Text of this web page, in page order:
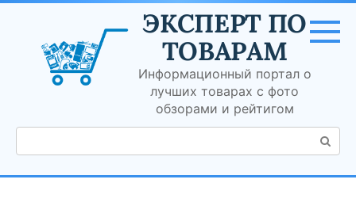
Перейти
контенту
ЭКСПЕРТ ПО
ТОВАРАМ
Информационный портал о
лучших товарах с фото
обзорами и рейтигом
Поиск: